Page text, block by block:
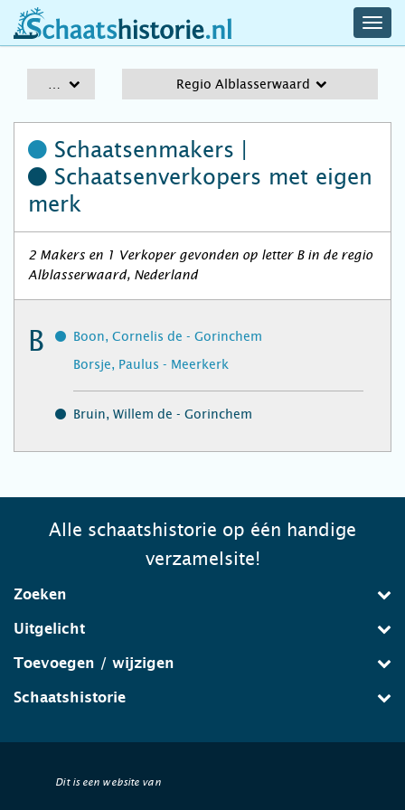
schaatshistorie.nl
Regio Alblasserwaard
Schaatsenmakers |
Schaatsenverkopers met eigen
merk
2 Makers en 1 Verkoper gevonden op letter B in de regio
Alblasserwaard, Nederland
B
Boon, Cornelis de - Gorinchem
Borsje, Paulus - Meerkerk
Bruin, Willem de - Gorinchem
Alle schaatshistorie op één handige
verzamelsite!
Zoeken
Uitgelicht
Toevoegen / wijzigen
Schaatshistorie
Dit is een website van